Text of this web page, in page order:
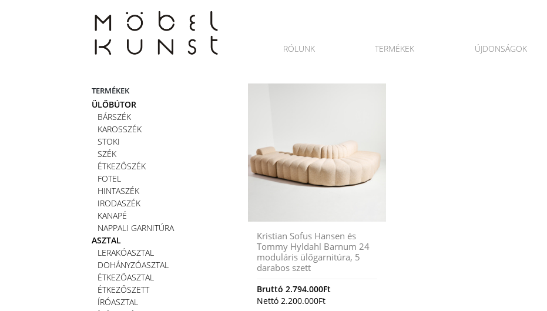
RÓLUNK TERMÉKEK ÚJDONSÁGOK
TERMÉKEK
ÜLŐBÚTOR
BÁRSZÉK
KAROSSZÉK
STOKI
SZÉK
ÉTKEZŐSZÉK
FOTEL
HINTASZÉK
IRODASZÉK
KANAPÉ
NAPPALI GARNITÚRA
ASZTAL
LERAKÓASZTAL
DOHÁNYZÓASZTAL
ÉTKEZŐASZTAL
ÉTKEZŐSZETT
ÍRÓASZTAL
Kristian Sofus Hansen és
Tommy Hyldahl Barnum 24
moduláris ülőgarnitúra, 5
darabos szett
Bruttó 2.794.000Ft
Nettó 2.200.000Ft